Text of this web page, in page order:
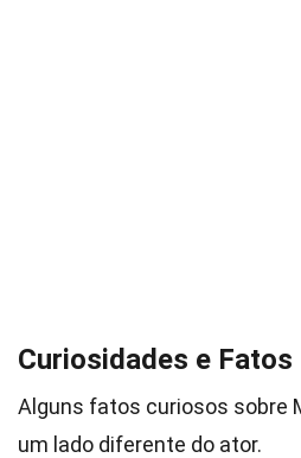
Curiosidades e
Alguns fatos curiosos sobre
um lado diferente do ator.